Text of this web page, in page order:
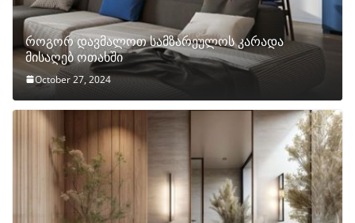
როგორ დავმალოთ სამზარეულოს კარადა
მისაღებ ოთახში
October 27, 2024